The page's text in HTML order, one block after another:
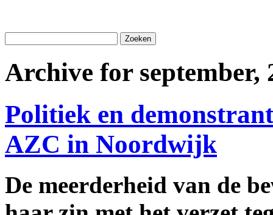
Archive for september,
Politiek en
AZC in Noordwijk
De meerderheid van de